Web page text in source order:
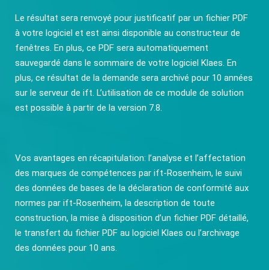
Le résultat sera renvoyé pour justificatif par un fichier PDF
à votre logiciel et est ainsi disponible au constructeur de
fenêtres. En plus, ce PDF sera automatiquement
sauvegardé dans le sommaire de votre logiciel Klaes. En
plus, ce résultat de la demande sera archivé pour 10 années
sur le serveur de ift. L’utilisation de ce module de solution
est possible à partir de la version 7.8.
Vos avantages en récapitulation: l’analyse et l’affectation
des marques de compétences par ift-Rosenheim, le suivi
des données de bases de la déclaration de conformité aux
normes par ift-Rosenheim, la description de toute
construction, la mise à disposition d’un fichier PDF détaillé,
le transfert du fichier PDF au logiciel Klaes ou l’archivage
des données pour 10 ans.